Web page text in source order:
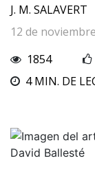
J. M. SALAVERT
12 de
1854
4 MIN. DE